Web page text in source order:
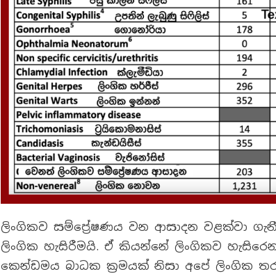
ලිංගිකව සම්ප්‍රේෂණය වන ආසාදන වළක්වා
ලිංගික හැසිරීමයි. ඒ කියන්නේ ලිංගිකව
කෙන්ඩමය බාධක ක්‍රමයක් නිසා අපේ ලිංගික